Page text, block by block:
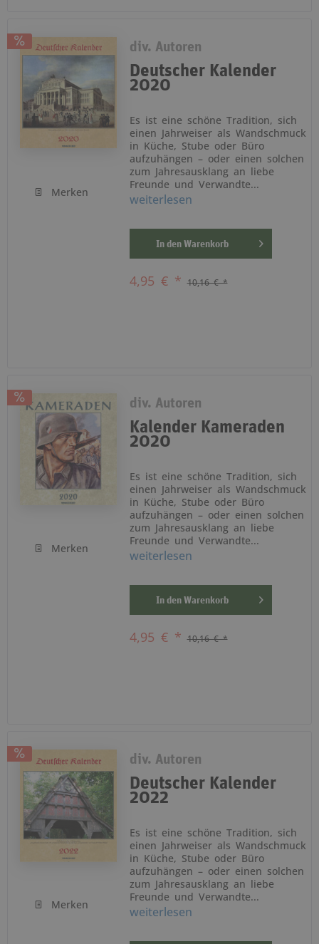
Merken
div. Autoren
Deutscher Kalender
2020
Es ist eine schöne Tradition, sich
einen Jahrweiser als Wandschmuck
in Küche, Stube oder Büro
aufzuhängen – oder einen solchen
zum Jahresausklang an liebe
Freunde und Verwandte...
weiterlesen
In den Warenkorb
4,95 € * 10,16 € *
Merken
div. Autoren
Kalender Kameraden
2020
Es ist eine schöne Tradition, sich
einen Jahrweiser als Wandschmuck
in Küche, Stube oder Büro
aufzuhängen – oder einen solchen
zum Jahresausklang an liebe
Freunde und Verwandte...
weiterlesen
In den Warenkorb
4,95 € * 10,16 € *
Merken
div. Autoren
Deutscher Kalender
2022
Es ist eine schöne Tradition, sich
einen Jahrweiser als Wandschmuck
in Küche, Stube oder Büro
aufzuhängen – oder einen solchen
zum Jahresausklang an liebe
Freunde und Verwandte...
weiterlesen